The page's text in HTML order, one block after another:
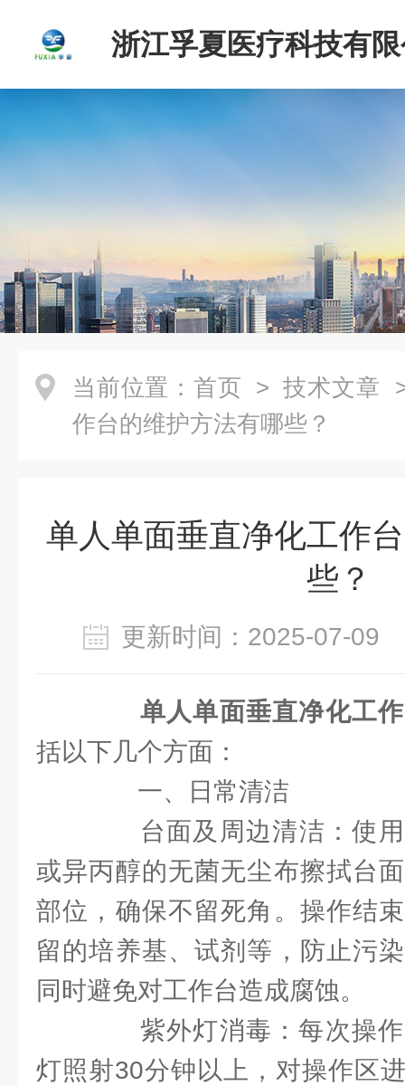
浙江孚夏医疗科技有
当前位置： 首页 > 技术文章
作台的维护方法有哪些？
单人单面垂直净化工作
些？
更新时间：2025-07-
单人单面垂直净化工
括以下几个方面：
一、日常清洁
台面及周边清洁：使用
或异丙醇的无菌无尘布擦拭台
部位，确保不留死角。操作结
留的培养基、试剂等，防止污
同时避免对工作台造成腐蚀。
紫外灯消毒：每次操作
灯照射30分钟以上，对操作区